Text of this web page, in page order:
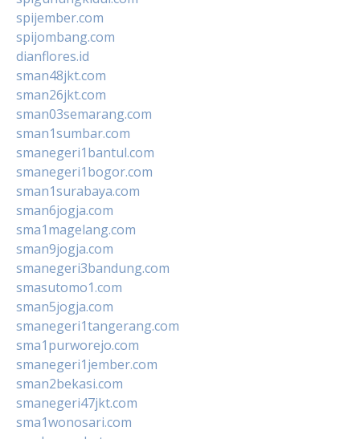
spijember.com
spijombang.com
dianflores.id
sman48jkt.com
sman26jkt.com
sman03semarang.com
sman1sumbar.com
smanegeri1bantul.com
smanegeri1bogor.com
sman1surabaya.com
sman6jogja.com
sma1magelang.com
sman9jogja.com
smanegeri3bandung.com
smasutomo1.com
sman5jogja.com
smanegeri1tangerang.com
sma1purworejo.com
smanegeri1jember.com
sman2bekasi.com
smanegeri47jkt.com
sma1wonosari.com